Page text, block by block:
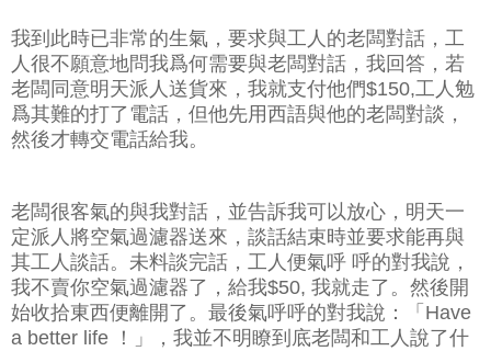
我到此時已非常的生氣，要求與工人的老闆對話，工
人很不願意地問我爲何需要與老闆對話，我回答，若
老闆同意明天派人送貨來，我就支付他們$150,工人勉
爲其難的打了電話，但他先用西語與他的老闆對談，
然後才轉交電話給我。
老闆很客氣的與我對話，並告訴我可以放心，明天一
定派人將空氣過濾器送來，談話結束時並要求能再與
其工人談話。未料談完話，工人便氣呼 呼的對我說，
我不賣你空氣過濾器了，給我$50, 我就走了。然後開
始收拾東西便離開了。最後氣呼呼的對我說：「Have
a better life ！」，我並不明瞭到底老闆和工人說了什